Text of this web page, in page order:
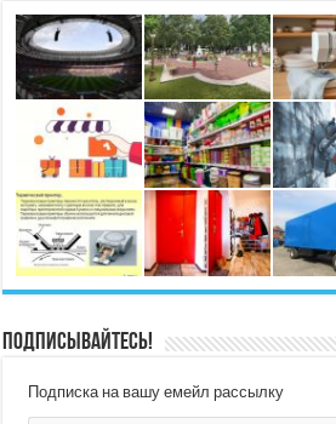
Подписывайтесь!
Подписка на вашу емейл рассылку